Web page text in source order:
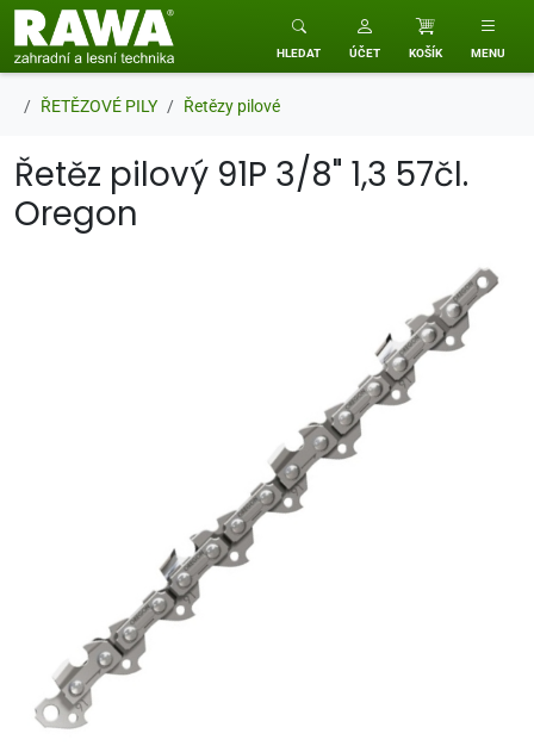
RAWA zahradní a lesní technika
HLEDAT ÚČET KOŠÍK MENU
ŘETĚZOVÉ PILY Řetězy pilové
Řetěz pilový 91P 3/8" 1,3 57čl.
Oregon